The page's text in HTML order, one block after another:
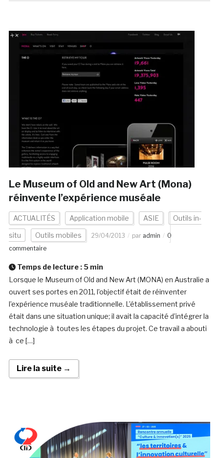
Le Museum of Old and New Art (Mona)
réinvente l’expérience muséale
ACTUALITÉS Application mobile ASIE Outils in-
situ Outils mobiles 29/04/2013 par admin
0
commentaire
Temps de lecture : 5 min
Lorsque le Museum of Old and New Art (MONA) en Australie a
ouvert ses portes en 2011, l’objectif était de réinventer
l’expérience muséale traditionnelle. L’établissement privé
était dans une situation unique; il avait la capacité d’intégrer la
technologie à toutes les étapes du projet. Ce travail a abouti
à ce […]
Lire la suite →